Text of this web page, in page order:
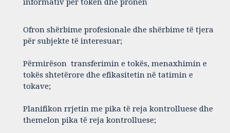
informativ për tokën dhe pronën
Ofron shërbime profesionale dhe shërbime të tjera
për subjekte të interesuar;
Përmirëson transferimin e tokës, menaxhimin e
tokës shtetërore dhe efikasitetin në tatimin e
tokave;
Planifikon rrjetin me pika të reja kontrolluese dhe
themelon pika të reja kontrolluese;